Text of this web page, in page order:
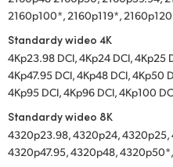
2160p100*, 2160p119*,
Standardy wideo 4K
4Kp23.98 DCI, 4Kp24 DCI, 4Kp25
4Kp47.95 DCI, 4Kp48 DCI, 4Kp50
4Kp95 DCI, 4Kp96 DCI, 4Kp100
Standardy wideo 8K
4320p23.98, 4320p24,
4320p47.95, 4320p48,